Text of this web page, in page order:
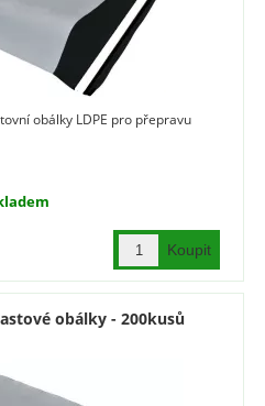
obálky LDPE pro přepravu
obálky - 200kusů